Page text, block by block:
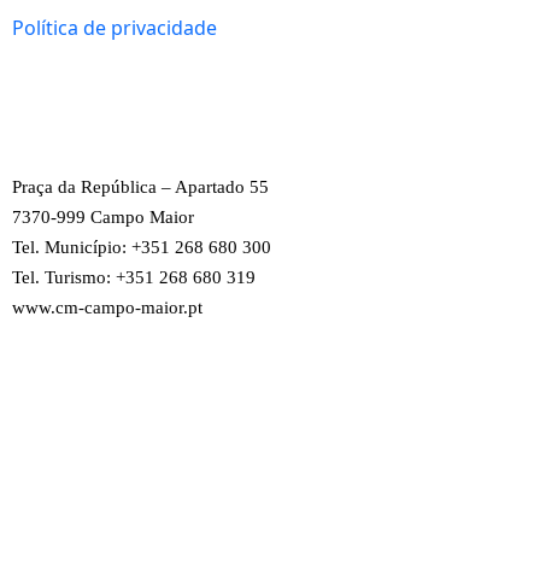
Política de privacidade
Praça da República – Apartado 55
7370-999 Campo Maior
Tel. Município: +351 268 680 300
Tel. Turismo: +351 268 680 319
www.cm-campo-maior.pt